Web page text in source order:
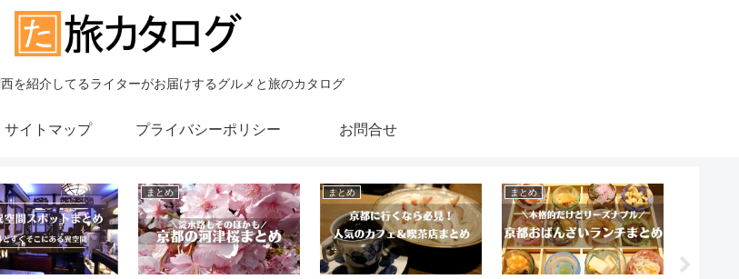
を紹介してるライターがお届けするグルメと旅のカタログ
サイトマップ プライバシーポリシー お問合せ
まとめ まとめ まとめ